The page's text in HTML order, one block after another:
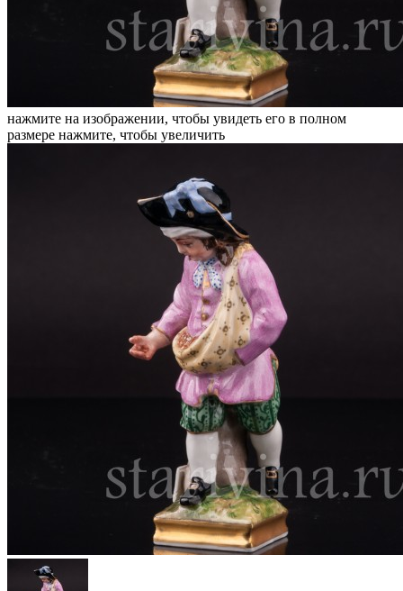
нажмите на изображении, чтобы увидеть его в полном
размере нажмите, чтобы увеличить